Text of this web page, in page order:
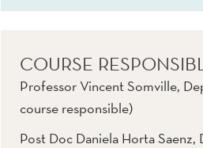
COURSE
Professor Vincent Somville,
course responsible)
Post Doc Daniela Horta